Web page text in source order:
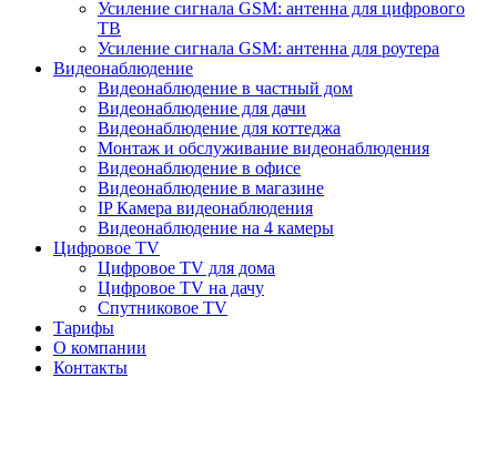
Усиление сигнала GSM: антенна для цифрового
ТВ
Усиление сигнала GSM: антенна для роутера
Видеонаблюдение
Видеонаблюдение в частный дом
Видеонаблюдение для дачи
Видеонаблюдение для коттеджа
Монтаж и обслуживание видеонаблюдения
Видеонаблюдение в офисе
Видеонаблюдение в магазине
IP Камера видеонаблюдения
Видеонаблюдение на 4 камеры
Цифровое TV
Цифровое TV для дома
Цифровое TV на дачу
Спутниковое TV
Тарифы
О компании
Контакты